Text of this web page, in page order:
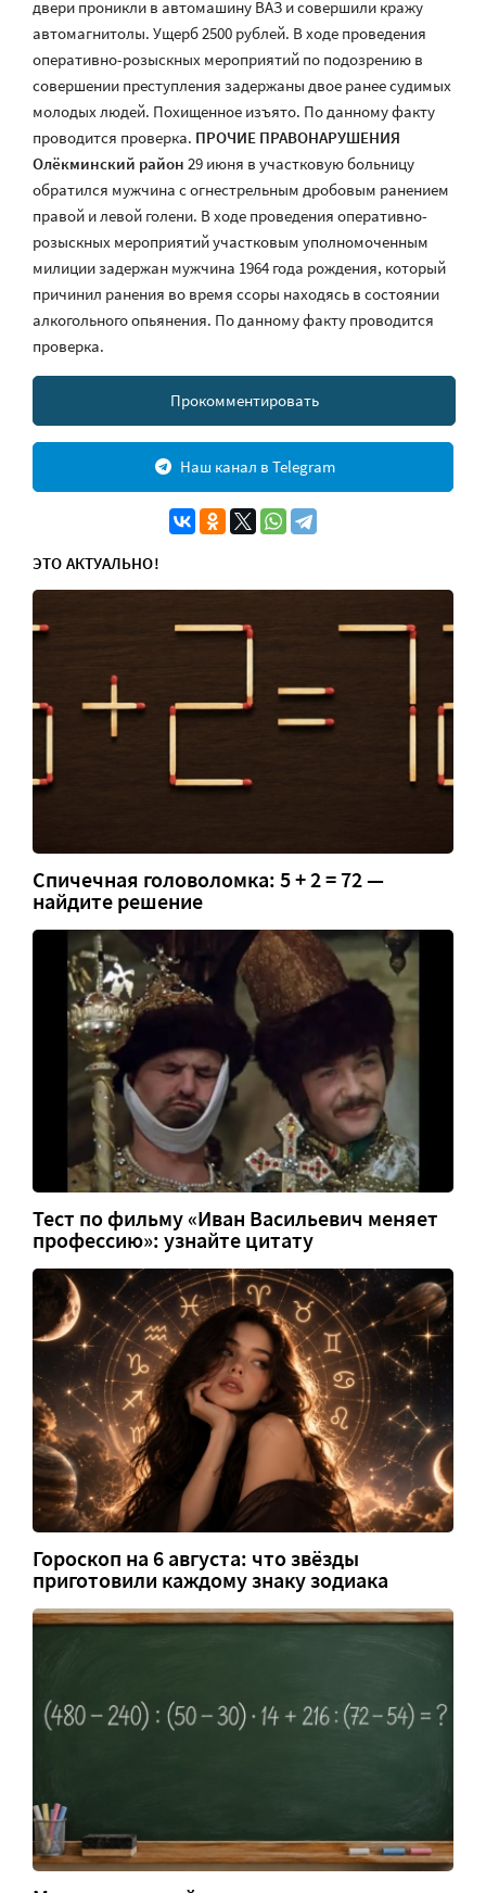
двери проникли в автомашину ВАЗ и совершили кражу
автомагнитолы. Ущерб 2500 рублей. В ходе проведения
оперативно-розыскных мероприятий по подозрению в
совершении преступления задержаны двое ранее судимых
молодых людей. Похищенное изъято. По данному факту
проводится проверка. ПРОЧИЕ ПРАВОНАРУШЕНИЯ
Олёкминский район 29 июня в участковую больницу
обратился мужчина с огнестрельным дробовым ранением
правой и левой голени. В ходе проведения оперативно-
розыскных мероприятий участковым уполномоченным
милиции задержан мужчина 1964 года рождения, который
причинил ранения во время ссоры находясь в состоянии
алкогольного опьянения. По данному факту проводится
проверка.
Прокомментировать
Наш канал в Telegram
ЭТО АКТУАЛЬНО!
Спичечная головоломка: 5 + 2 = 72 —
найдите решение
Тест по фильму «Иван Васильевич меняет
профессию»: узнайте цитату
Гороскоп на 6 августа: что звёзды
приготовили каждому знаку зодиака